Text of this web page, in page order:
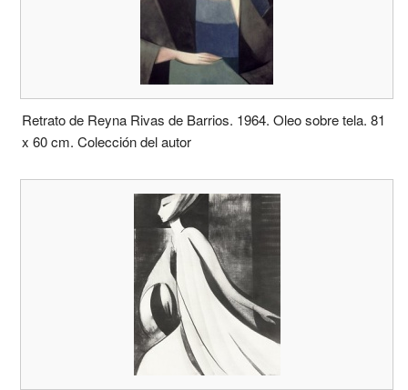
Retrato de Reyna Rivas de Barrios. 1964. Oleo sobre tela. 81
x 60 cm. Colección del autor